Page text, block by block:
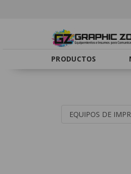
PRODUCTOS
EQUIPOS DE